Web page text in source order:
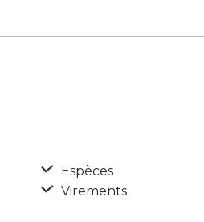
Espèces
Virements